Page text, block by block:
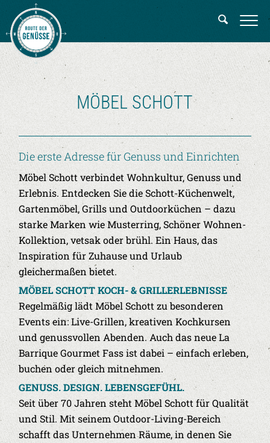
MÖBEL SCHOTT
Die erste Adresse für Genuss und Einrichten
Möbel Schott verbindet Wohnkultur, Genuss und
Erlebnis. Entdecken Sie die Schott-Küchenwelt,
Gartenmöbel, Grills und Outdoorküchen – dazu
starke Marken wie Musterring, Schöner Wohnen-
Kollektion, vetsak oder brühl. Ein Haus, das
Inspiration für Zuhause und Urlaub
gleichermaßen bietet.
MÖBEL SCHOTT KOCH- & GRILLERLEBNISSE
Regelmäßig lädt Möbel Schott zu besonderen
Events ein: Live-Grillen, kreativen Kochkursen
und genussvollen Abenden. Auch das neue La
Barrique Gourmet Fass ist dabei – einfach erleben,
buchen oder gleich mitnehmen.
GENUSS. DESIGN. LEBENSGEFÜHL.
Seit über 70 Jahren steht Möbel Schott für Qualität
und Stil. Mit seinem Outdoor-Living-Bereich
schafft das Unternehmen Räume, in denen Sie